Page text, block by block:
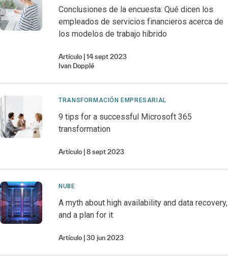
Conclusiones de la encuesta: Qué dicen los
empleados de servicios financieros acerca de
los modelos de trabajo híbrido
Artículo
14 sept 2023
Ivan Dopplé
TRANSFORMACIÓN EMPRESARIAL
9 tips for a successful Microsoft 365
transformation
Artículo 8 sept 2023
NUBE
A myth about high availability and data recovery,
and a plan for it
Artículo 30 jun 2023